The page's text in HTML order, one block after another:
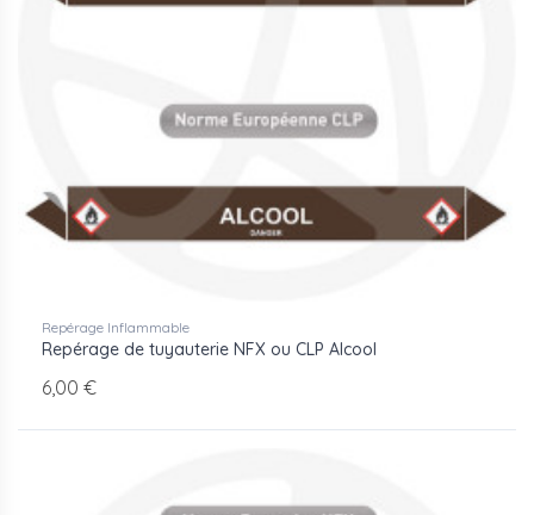
Repérage Inflammable
Repérage de tuyauterie NFX ou CLP Alcool
6,00 €